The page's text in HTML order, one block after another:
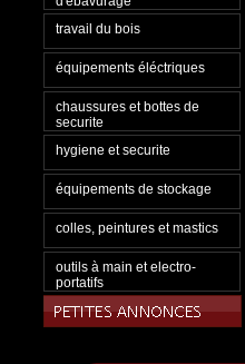
travail du bois
équipements éléctriques
chaussures et bottes de
securite
hygiene et securite
équipements de stockage
colles, peintures et mastics
outils à main et electro-
portatifs